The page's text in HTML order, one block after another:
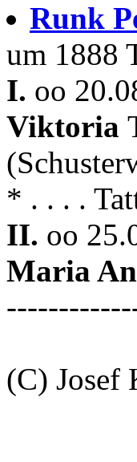
Runk
um 1888
I. oo
Viktoria
* . . . .
II. oo
Maria
(C) Josef